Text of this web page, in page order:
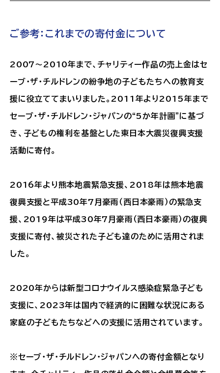
ご参考：これまでの寄付金について
2007～2010年まで、チャリティー作品の売上金はセ
ーブ・ザ・チルドレンの紛争地の子どもたちへの教育支
援に役立ててまいりました。2011年より2015年まで
セーブ・ザ・チルドレン・ジャパンの“5か年計画”に基づ
き、子どもの権利を基盤とした東日本大震災復興支援
活動に寄付。
2016年より熊本地震緊急支援、2018年は熊本地震
復興支援と平成30年7月豪雨（西日本豪雨）の緊急支
援、2019年は平成30年7月豪雨（西日本豪雨）の復興
支援に寄付、被災された子ども達のために活用されま
した。
2020年からは新型コロナウイルス感染症緊急子ども
支援に、2023年は国内で経済的に困難な状況にある
家庭の子どもたちなどへの支援に活用されています。
※セーブ・ザ・チルドレン・ジャパンへの寄付金額となり